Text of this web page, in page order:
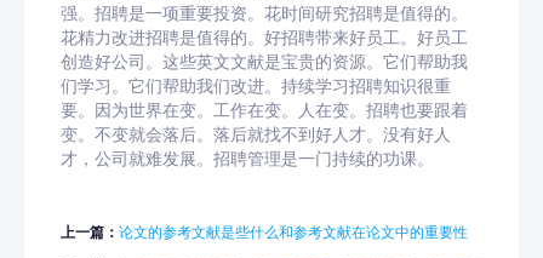
强。招聘是一项重要投资。花时间研究招聘是值得的。
花精力改进招聘是值得的。好招聘带来好员工。好员工
创造好公司。这些英文文献是宝贵的资源。它们帮助我
们学习。它们帮助我们改进。持续学习招聘知识很重
要。因为世界在变。工作在变。人在变。招聘也要跟着
变。不变就会落后。落后就找不到好人才。没有好人
才，公司就难发展。招聘管理是一门持续的功课。
上一篇： 论文的参考文献是些什么和参考文献在论文中的重要性